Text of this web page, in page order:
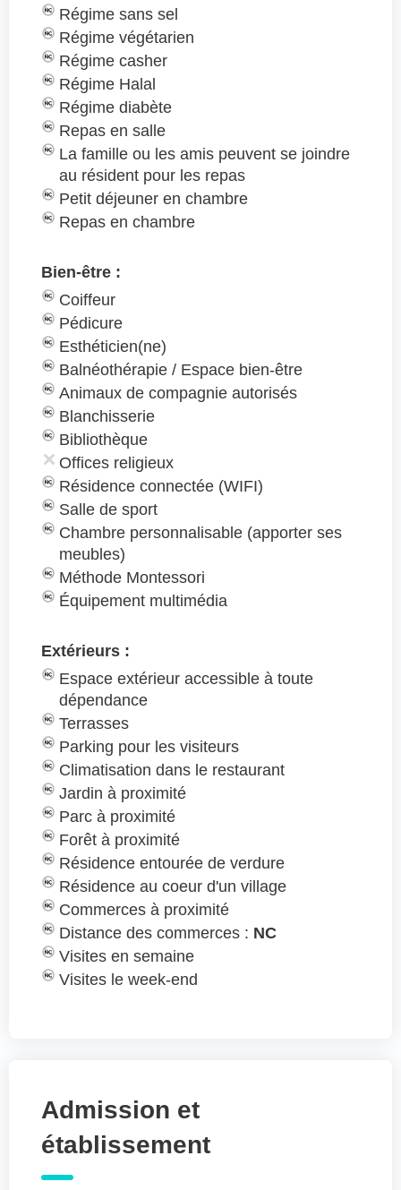
Régime sans sel
Régime végétarien
Régime casher
Régime Halal
Régime diabète
Repas en salle
La famille ou les amis peuvent se joindre
au résident pour les repas
Petit déjeuner en chambre
Repas en chambre
Bien-être :
Coiffeur
Pédicure
Esthéticien(ne)
Balnéothérapie / Espace bien-être
Animaux de compagnie autorisés
Blanchisserie
Bibliothèque
Offices religieux
Résidence connectée (WIFI)
Salle de sport
Chambre personnalisable (apporter ses
meubles)
Méthode Montessori
Équipement multimédia
Extérieurs :
Espace extérieur accessible à toute
dépendance
Terrasses
Parking pour les visiteurs
Climatisation dans le restaurant
Jardin à proximité
Parc à proximité
Forêt à proximité
Résidence entourée de verdure
Résidence au coeur d'un village
Commerces à proximité
Distance des commerces : NC
Visites en semaine
Visites le week-end
Admission et
établissement